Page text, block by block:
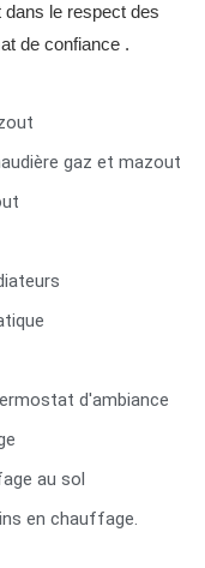
dans le respect des
de confiance .
gaz et mazout
d'ambiance
au sol
en chauffage.